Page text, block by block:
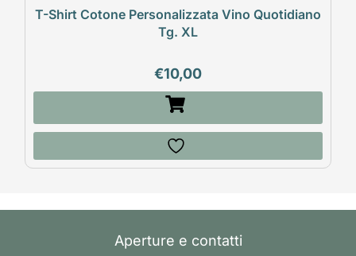
T-Shirt Cotone Personalizzata Vino Quotidiano
Tg. XL
€10,00
Aperture e contatti